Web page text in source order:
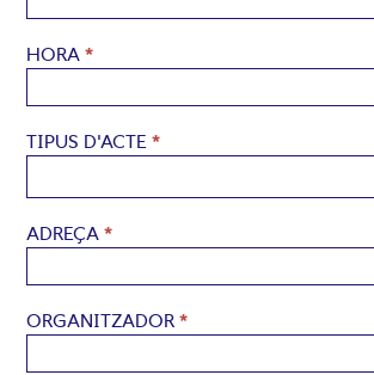
HORA*
TIPUS D'ACTE*
ADREÇA*
ORGANITZADOR*